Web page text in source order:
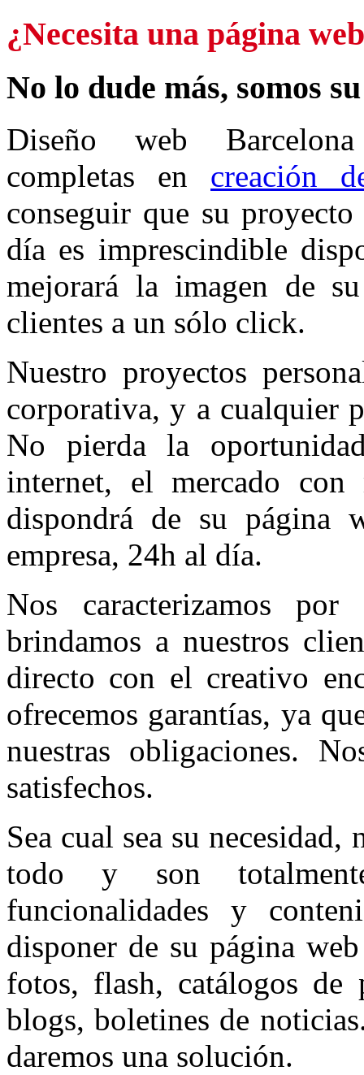
¿Necesita una página
No lo dude más, somos
Diseño web
completas en creación
conseguir que su
día es imprescindible
mejorará la imagen de
clientes a un sólo click.
Nuestro proyectos
corporativa, y a cualquier
No pierda la
internet, el mercado
dispondrá de su página
empresa, 24h al día.
Nos caracterizamos
brindamos a nuestros
directo con el creativo
ofrecemos garantías, ya
nuestras obligaciones.
satisfechos.
Sea cual sea su necesidad,
todo y son
funcionalidades y
disponer de su página
fotos, flash, catálogos de
blogs, boletines de
daremos una solución.